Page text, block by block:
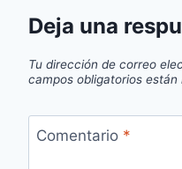
Deja una
Tu dirección de correo
campos obligatorios están
Comentario *